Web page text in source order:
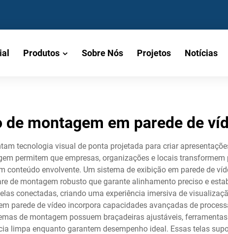
Produtos Sobre Nós Projetos Notícias
de montagem em parede de
tecnologia visual de ponta projetada para criar
permitem que empresas, organizações e locais
envolvente. Um sistema de exibição em parede de
de montagem robusto que garante alinhamento preciso e
conectadas, criando uma experiência imersiva de
parede de vídeo incorpora capacidades avançadas de
de montagem possuem braçadeiras ajustáveis,
limpa enquanto garantem desempenho ideal. Essas telas